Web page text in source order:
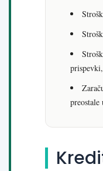
preostale